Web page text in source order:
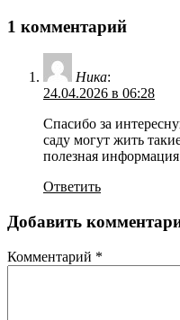
1 комментарий
Ника:
24.04.2026 в 06:28
Спасибо за
саду могут жить
полезная
Ответить
Добавить
Комментарий *